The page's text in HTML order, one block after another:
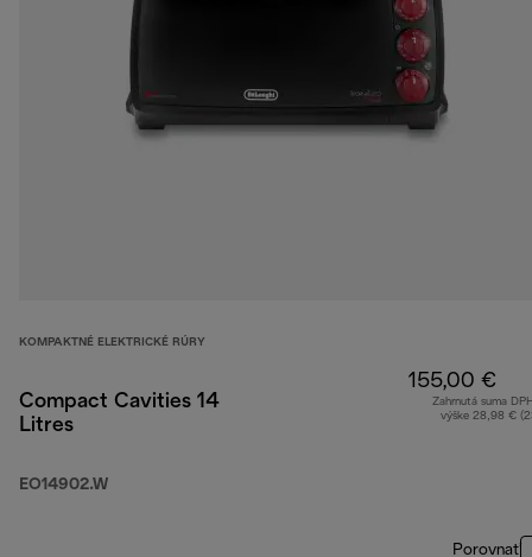
KOMPAKTNÉ ELEKTRICKÉ RÚRY
Compact Cavities 14
Litres
EO14902.W
155,00 €
Zahrnutá suma
výške 28,98 €
Porovnať